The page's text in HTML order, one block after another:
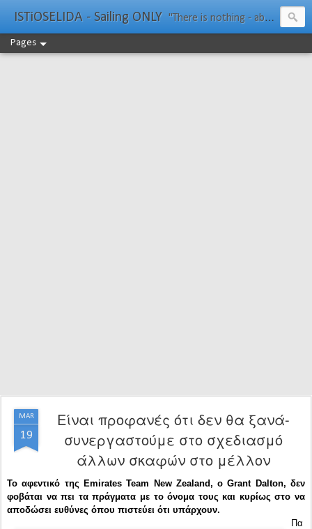
ISTiOSELIDA - Sailing ONLY "There is nothing - absolutely nothing - half so much worth doing as simply messing about in boats." Water Rat, Kenneth Grahame
Pages
MAR
19
Είναι προφανές ότι δεν θα ξανά-
συνεργαστούμε στο σχεδιασμό
άλλων σκαφών στο μέλλον
Το αφεντικό της Emirates Team New Zealand, ο Grant Dalton, δεν
φοβάται να πει τα πράγματα με το όνομα τους και κυρίως στο να
αποδώσει ευθύνες όπου πιστεύει ότι υπάρχουν.
Πα